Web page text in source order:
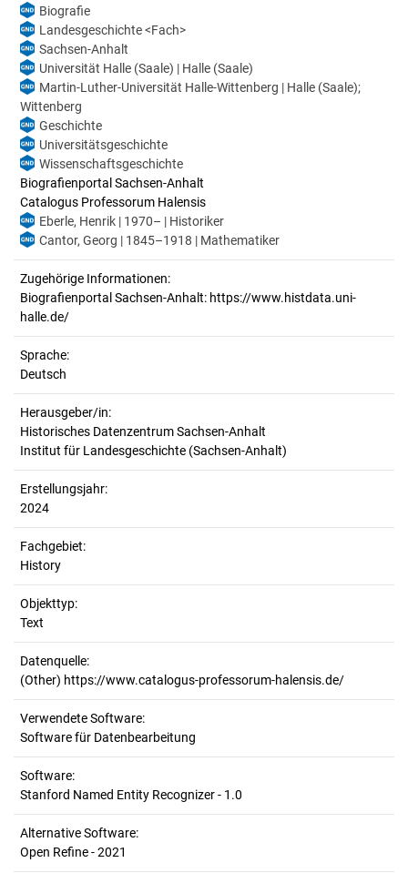
Biografie
Landesgeschichte <Fach>
Sachsen-Anhalt
Universität Halle (Saale) | Halle (Saale)
Martin-Luther-Universität Halle-Wittenberg | Halle (Saale);
Wittenberg
Geschichte
Universitätsgeschichte
Wissenschaftsgeschichte
Biografienportal Sachsen-Anhalt
Catalogus Professorum Halensis
Eberle, Henrik | 1970– | Historiker
Cantor, Georg | 1845–1918 | Mathematiker
Zugehörige Informationen:
Biografienportal Sachsen-Anhalt: https://www.histdata.uni-
halle.de/
Sprache:
Deutsch
Herausgeber/in:
Historisches Datenzentrum Sachsen-Anhalt
Institut für Landesgeschichte (Sachsen-Anhalt)
Erstellungsjahr:
2024
Fachgebiet:
History
Objekttyp:
Text
Datenquelle:
(Other) https://www.catalogus-professorum-halensis.de/
Verwendete Software:
Software für Datenbearbeitung
Software:
Stanford Named Entity Recognizer - 1.0
Alternative Software:
Open Refine - 2021